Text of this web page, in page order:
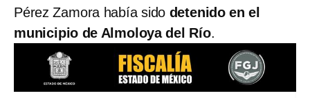
Pérez Zamora había sido detenido en el
municipio de Almoloya del Río.